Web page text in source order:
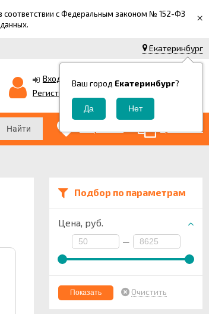
соответствии с Федеральным законом № 152-ФЗ
×
Екатеринбург
Ваш город Екатеринбург?
Вход
Регистрация
Корзина
0
Найти Сравнение
Подбор по параметрам
Цена, руб.
—
Очистить